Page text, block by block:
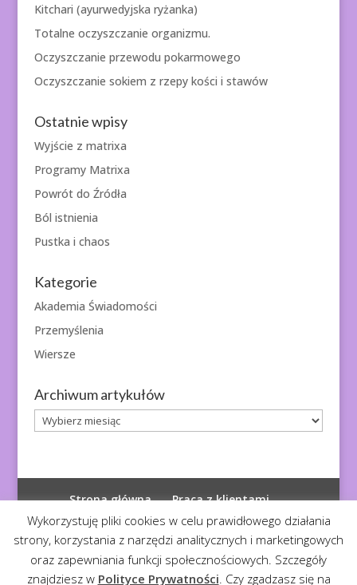
Kitchari (ayurwedyjska ryżanka)
Totalne oczyszczanie organizmu.
Oczyszczanie przewodu pokarmowego
Oczyszczanie sokiem z rzepy kości i stawów
Ostatnie wpisy
Wyjście z matrixa
Programy Matrixa
Powrót do Źródła
Ból istnienia
Pustka i chaos
Kategorie
Akademia Świadomości
Przemyślenia
Wiersze
Archiwum artykułów
Archiwum
artykułów
Strona główna
Praca z klientami
Polityka prywatności
Wykorzystuję pliki cookies w celu prawidłowego działania
strony, korzystania z narzędzi analitycznych i marketingowych
oraz zapewniania funkcji społecznościowych. Szczegóły
znajdziesz w Polityce Prywatności. Czy zgadzasz się na